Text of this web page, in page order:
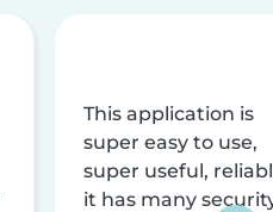
This application is
super easy to use,
super useful,
it has many